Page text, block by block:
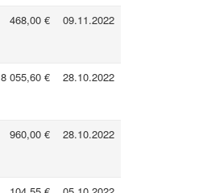
468,00 € 09.11.2022
8 055,60 € 28.10.2022
960,00 € 28.10.2022